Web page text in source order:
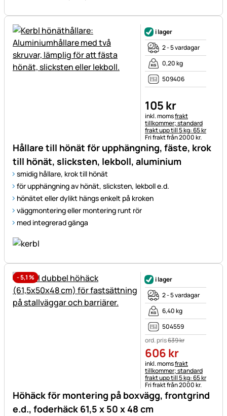
Hållare till hönät för upphängning, fäste, krok
till hönät, slicksten, lekboll, aluminium
smidig hållare, krok till hönät
för upphängning av hönät, slicksten, lekboll e.d.
hönätet eller dylikt hängs enkelt på kroken
väggmontering eller montering runt rör
med integrerad gänga
i lager
2 - 5 vardagar
0,20 kg
509406
105 kr
Skatteinformation:
inkl. momsfrakt
tillkommer; standard
frakt upp till 5 kg: 65 kr
Fri frakt från 2000 kr.
-5,1%
Höhäck för montering på boxvägg, frontgrind
e.d., foderhäck 61,5 x 50 x 48 cm
i lager
2 - 5 vardagar
6,40 kg
504559
ord. pris639kr
606 kr
Skatteinformation:
inkl. momsfrakt
tillkommer; standard
frakt upp till 5 kg: 65 kr
Fri frakt från 2000 kr.